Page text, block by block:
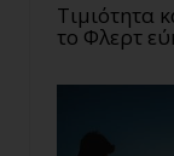
Τιμιότητα
το Φλερτ